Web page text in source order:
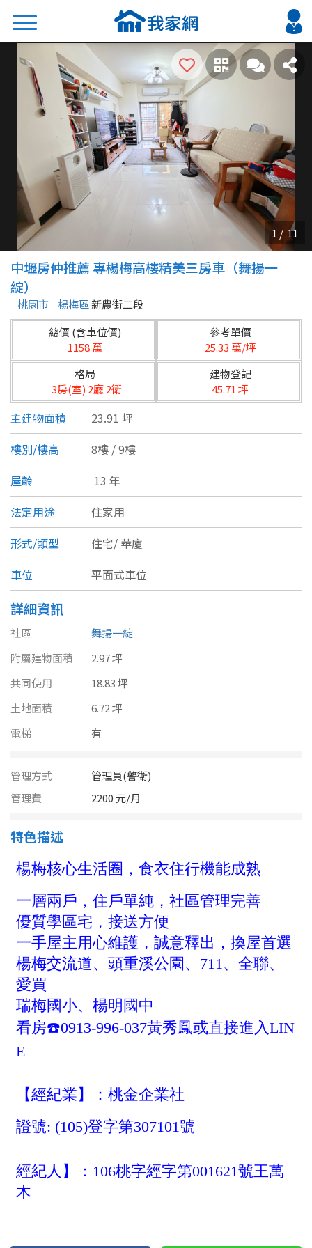
搜尋
熱門關鍵字
2026 台北降價好屋限量釋出
2026 新北降價好屋限量釋出
2026 台中降價好屋限量釋出
2026 台南降價好屋限量釋出
2026 高雄降價好屋限量釋出
縣市
台北市
基隆市
新北市
宜蘭縣
桃園市
新竹市
新竹縣
苗栗縣
台中市
彰化縣
南投縣
雲林縣
嘉義市
高雄市
台東縣
花蓮縣
金門連江
區域
類型(可複選)
不拘 公寓 電梯大樓 套房
別墅 透天厝 樓中樓 華廈
農舍 辦公 店面 工廠
坪數
20~30 坪
40~50 坪
80坪以上
樓層
不拘
地下室
1樓 2樓
3樓 4樓
5~10樓
格局
不拘
1房
中壢房仲推薦 專楊梅高樓精美三房車（舞揚一
綻）
桃園市 楊梅區新農街二段
總價 (含車位價)
1158 萬
參考單價
25.33 萬/坪
格局
3房(室) 2廳 2衛
建物登記
45.71 坪
主建物面積
23.91 坪
樓別/樓高
8樓 / 9樓
屋齡
13 年
法定用途
住家用
形式/類型
住宅/ 華廈
車位
平面式車位
詳細資訊
社區
舞揚一綻
附屬建物面積
2.97 坪
共同使用
18.83 坪
土地面積
6.72 坪
電梯
有
管理方式
管理員(警衛)
管理費
2200 元/月
特色描述